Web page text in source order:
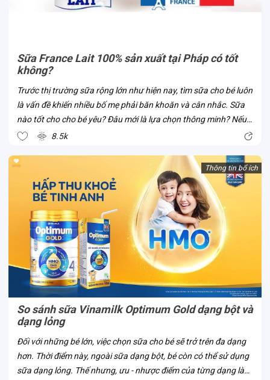
Sữa France Lait 100% sản xuất tại Pháp có tốt
không?
Trước thị trường sữa rộng lớn như hiện nay, tìm sữa cho bé luôn
là vấn đề khiến nhiều bố mẹ phải băn khoăn và cân nhắc. Sữa
nào tốt cho cho bé yêu? Đâu mới là lựa chọn thông minh? Nếu
bố mẹ đã và đang có cùng thắc mắc này, cùng Con Cưng thử
8.5k
Thông tin bổ ích
So sánh sữa Vinamilk Optimum Gold dạng bột và
dạng lỏng
Đối với những bé lớn, việc chọn sữa cho bé sẽ trở trên đa dạng
hơn. Thời điểm này, ngoài sữa dạng bột, bé còn có thể sử dụng
sữa dạng lỏng. Thế nhưng, ưu - nhược điểm của từng dạng là